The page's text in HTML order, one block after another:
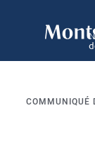
COMMUNIQUÉ